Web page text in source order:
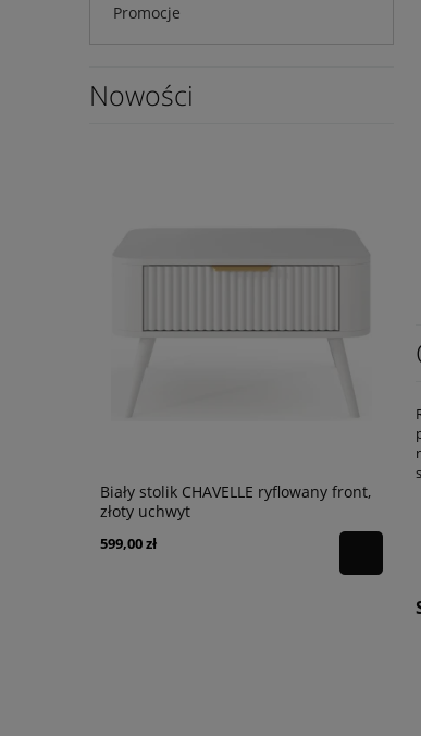
Promocje
Nowości
Biały stolik CHAVELLE ryflowany front,
złoty uchwyt
599,00 zł